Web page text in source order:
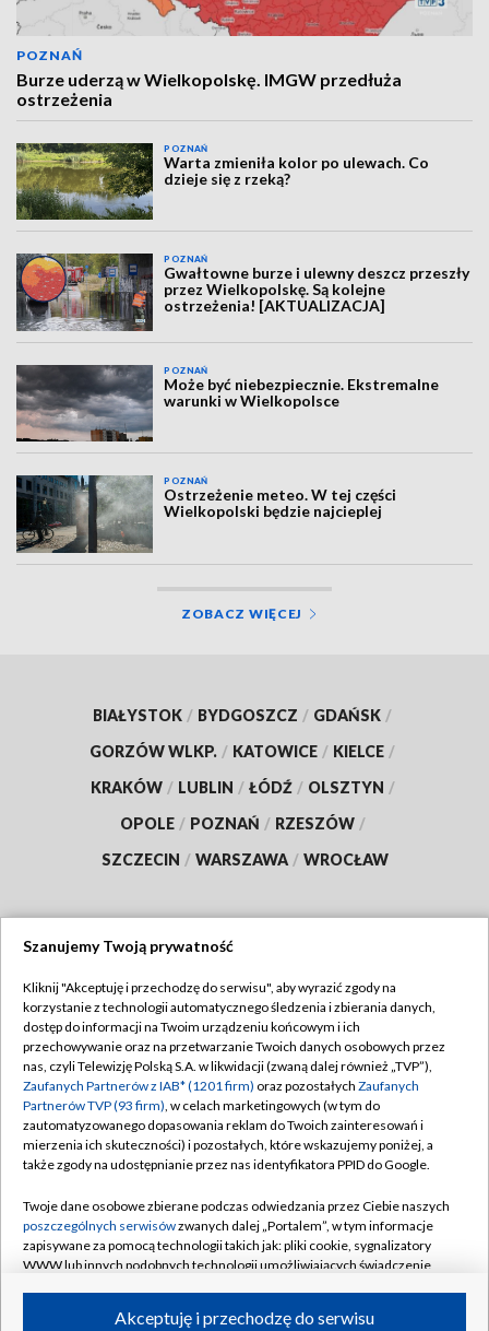
POZNAŃ
Burze uderzą w Wielkopolskę. IMGW przedłuża
ostrzeżenia
POZNAŃ
Warta zmieniła kolor po ulewach. Co
dzieje się z rzeką?
POZNAŃ
Gwałtowne burze i ulewny deszcz przeszły
przez Wielkopolskę. Są kolejne
ostrzeżenia! [AKTUALIZACJA]
POZNAŃ
Może być niebezpiecznie. Ekstremalne
warunki w Wielkopolsce
POZNAŃ
Ostrzeżenie meteo. W tej części
Wielkopolski będzie najcieplej
ZOBACZ WIĘCEJ
BIAŁYSTOK / BYDGOSZCZ / GDAŃSK /
GORZÓW WLKP. / KATOWICE / KIELCE /
KRAKÓW / LUBLIN / ŁÓDŹ / OLSZTYN /
OPOLE / POZNAŃ / RZESZÓW /
SZCZECIN / WARSZAWA / WROCŁAW
TVP
Abonament TVP
Emisja w TVP
Centrum informacji TVP
Naziemna Telewizja Cyfrowa
Rada Programowa
System NOS
Informacje o nadawcy
Regulamin TVP
Polityka prywatności
Moje zgody
Pomoc
Kontakt
Kanały
Szanujemy Twoją prywatność
Kliknij "Akceptuję i przechodzę do serwisu", aby wyrazić zgody na
korzystanie z technologii automatycznego śledzenia i zbierania danych,
dostęp do informacji na Twoim urządzeniu końcowym i ich
przechowywanie oraz na przetwarzanie Twoich danych osobowych przez
nas, czyli Telewizję Polską S.A. w likwidacji (zwaną dalej również „TVP”),
Zaufanych Partnerów z IAB* (1201 firm) oraz pozostałych Zaufanych
Partnerów TVP (93 firm), w celach marketingowych (w tym do
zautomatyzowanego dopasowania reklam do Twoich zainteresowań i
mierzenia ich skuteczności) i pozostałych, które wskazujemy poniżej, a
także zgody na udostępnianie przez nas identyfikatora PPID do Google.
Twoje dane osobowe zbierane podczas odwiedzania przez Ciebie naszych
poszczególnych serwisówzwanych dalej „Portalem”, w tym informacje
zapisywane za pomocą technologii takich jak: pliki cookie, sygnalizatory
WWW lub innych podobnych technologii umożliwiających świadczenie
ruchu w Internecie.Akceptuję i przechodzę do serwisu